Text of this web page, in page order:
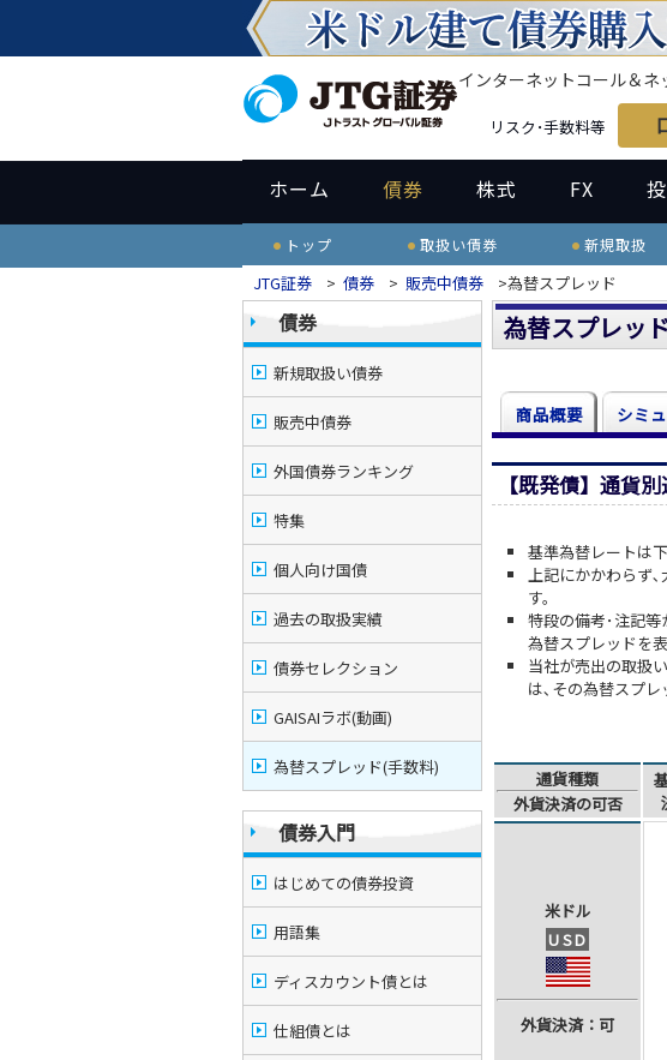
インターネットコール＆ネ
リスク･手数料等
ホーム 債券 株式 FX
トップ 取扱い債券 新規取扱
JTG証券 > 債券 > 販売中債券 >為替スプレッド
為替スプレッ
商品概要 シミ
【既発債】通貨
基準為替レートは
上記にかかわらず
す。
特段の備考･注記
為替スプレッドを
当社が売出の取扱
は､その為替スプ
通貨種類
外貨決済の可否
米ドル
USD
外貨決済：可
債券
新規取扱い債券
販売中債券
外国債券ランキング
特集
個人向け国債
過去の取扱実績
債券セレクション
GAISAIラボ(動画)
為替スプレッド(手数料)
債券入門
はじめての債券投資
用語集
ディスカウント債とは
仕組債とは